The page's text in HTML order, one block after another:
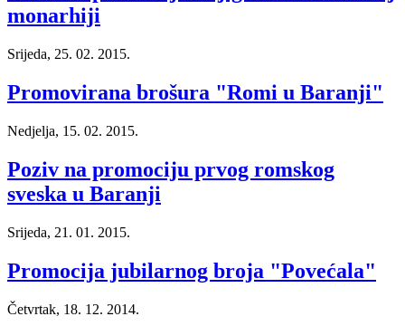
monarhiji
Srijeda, 25. 02. 2015.
Promovirana brošura "Romi u Baranji"
Nedjelja, 15. 02. 2015.
Poziv na promociju prvog romskog
sveska u Baranji
Srijeda, 21. 01. 2015.
Promocija jubilarnog broja "Povećala"
Četvrtak, 18. 12. 2014.